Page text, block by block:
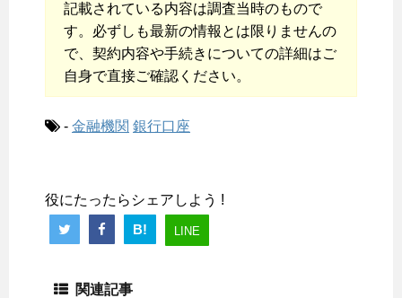
記載されている内容は調査当時のもので
す。必ずしも最新の情報とは限りませんの
で、契約内容や手続きについての詳細はご
自身で直接ご確認ください。
- 金融機関 銀行口座
役にたったらシェアしよう !
B!
LINE
関連記事